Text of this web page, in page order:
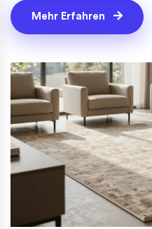
Mehr Erfahren